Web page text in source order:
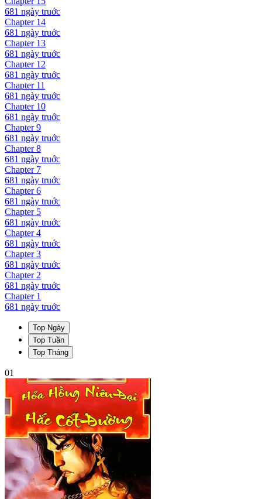
681 ngày truớc
Chapter 14
681 ngày truớc
Chapter 13
681 ngày truớc
Chapter 12
681 ngày truớc
Chapter 11
681 ngày truớc
Chapter 10
681 ngày truớc
Chapter9
681 ngày truớc
Chapter8
681 ngày truớc
Chapter 7
681 ngày truớc
Chapter6
681 ngày truớc
Chapter 5
681 ngày truớc
Chapter4
681 ngày truớc
Chapter3
681 ngày truớc
Chapter 2
681 ngày truớc
Chapter 1
681 ngày truớc
Top Ngày
Top Tuần
Top Tháng
01